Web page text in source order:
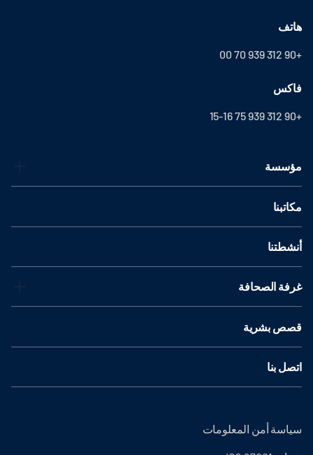
هاتف
+90 312 939 70 00
فاكس
+90 312 939 75 15-16
مؤسسة
مكاتبنا
أنشطتنا
غرفة الصحافة
قصص بشرية
اتصل بنا
سياسة أمن المعلومات